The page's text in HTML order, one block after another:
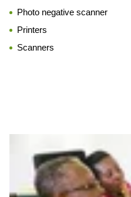
Photo negative scanner
Printers
Scanners